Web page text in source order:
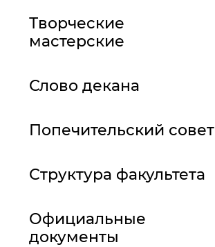
Творческие
мастерские
Слово декана
Попечительский совет
Структура факультета
Официальные
документы